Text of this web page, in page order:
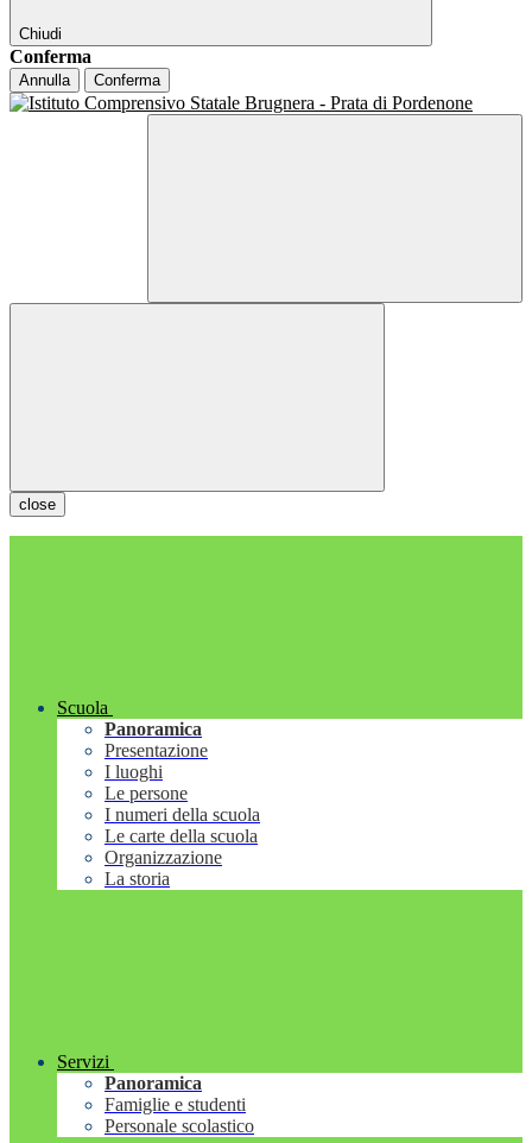
Chiudi
Conferma
Annulla Conferma
close
Scuola
Panoramica
Presentazione
I luoghi
Le persone
I numeri della scuola
Le carte della scuola
Organizzazione
La storia
Servizi
Panoramica
Famiglie e studenti
Personale scolastico